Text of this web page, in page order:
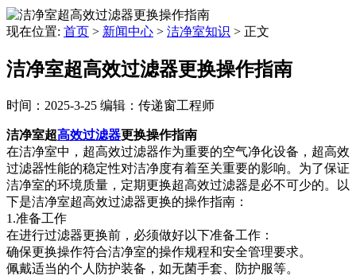
现在位置: 首页 > 新闻中心 > 洁净室知识 > 正文
洁净室超高效过滤器更换操作指南
时间：2025-3-25 编辑：传递窗工程师
洁净室超高效过滤器更换操作指南
在洁净室中，超高效过滤器作为重要的空气净化设备，超高效
过滤器性能的稳定性对洁净度有着至关重要的影响。为了保证
洁净室的环境质量，定期更换超高效过滤器是必不可少的。以
下是洁净室超高效过滤器更换的操作指南：
1.准备工作
在进行过滤器更换前，必须做好以下准备工作：
确保更换操作符合洁净室的操作规程和安全管理要求。
佩戴适当的个人防护装备，如无菌手套、防护服等。